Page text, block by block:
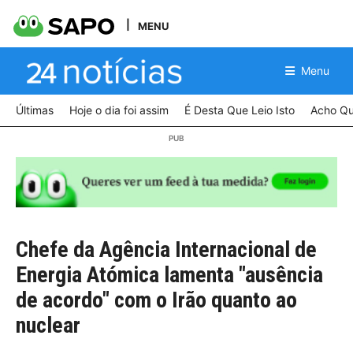
MENU
Menu
Últimas Hoje o dia foi assim É Desta Que Leio Isto Acho
Chefe da Agência Internacional de
Energia Atómica lamenta "ausência
de acordo" com o Irão quanto ao
nuclear